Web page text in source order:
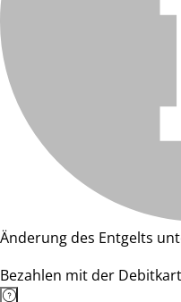
Änderung des Entgelts
Bezahlen mit der